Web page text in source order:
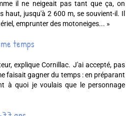
il ne neigeait pas tant que ça, on
haut, jusqu'à 2 600 m, se souvient-il. Il
emprunter des motoneiges... »
temps
explique Cornillac. J'ai accepté, pas
faisait gagner du temps : en préparant
à quoi je voulais que le personnage